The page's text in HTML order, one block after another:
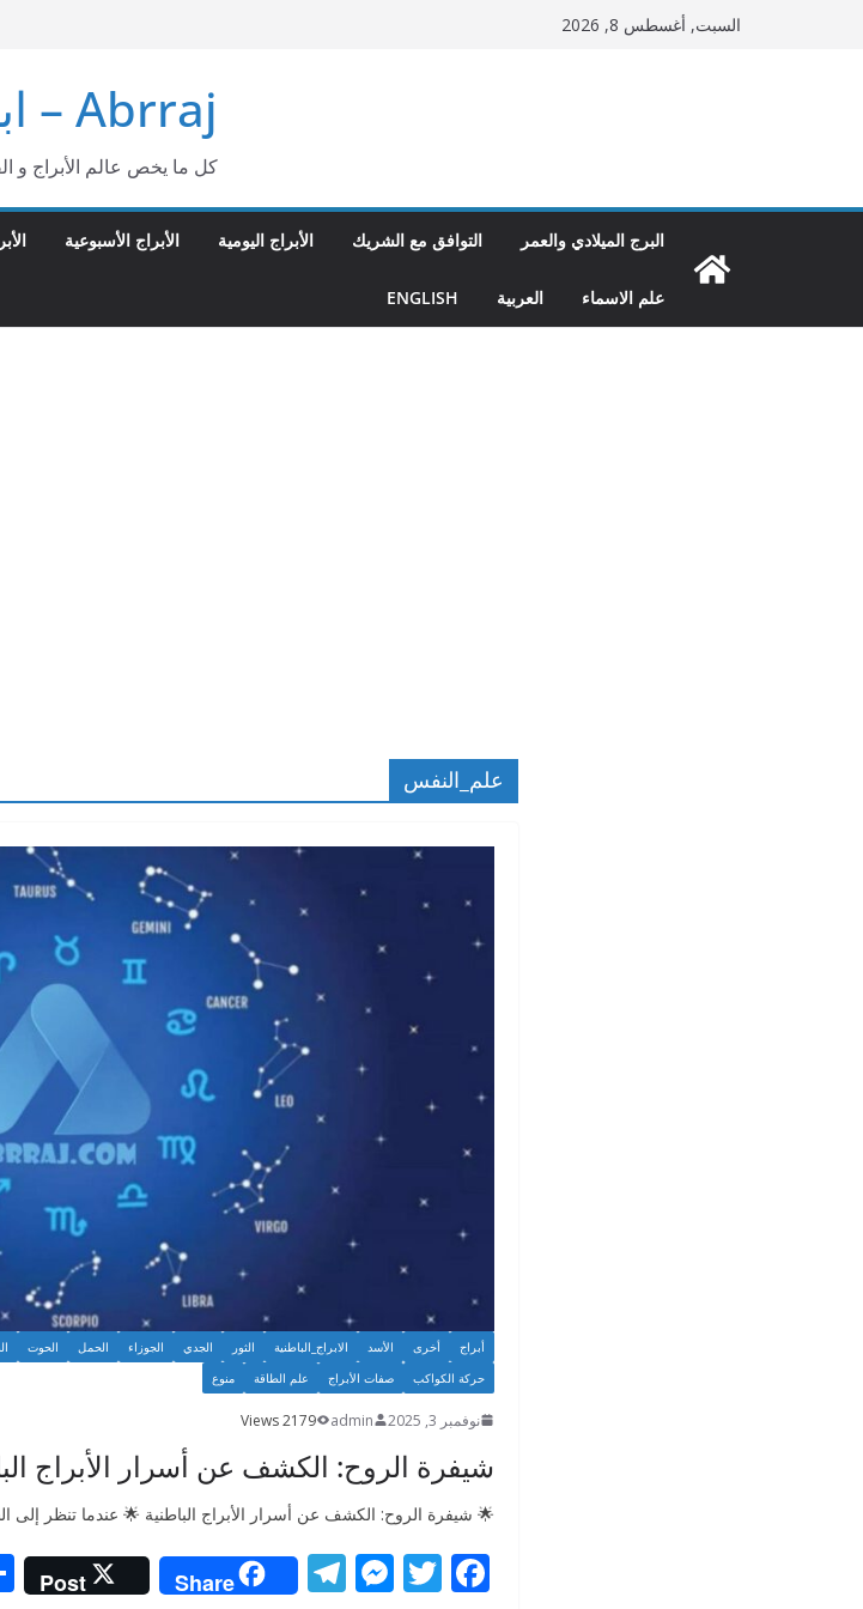
السبت, أغسطس 8, 2026
Abrraj – ابراج
كل ما يخص عالم الأبراج و
البرج الميلادي والعمر التوافق مع الشريك الأبراج اليومية الأبراج الأسبوعية
علم الاسماء العربية ENGLISH
علم_النفس
أبراج أخرى الأسد الابراج_الباطنية الثور الجدي الجوزاء الحمل الحوت
حركة الكواكب
صفات الأبراج علم الطاقة منوع
نوفمبر 3, 2025 admin
2179 Views
شيفرة الروح: الكشف عن أسرار الأبراج
🌟 شيفرة الروح: الكشف عن أسرار الأبراج الباطنية 🌟 عندما تنظر
F
T
M
T
Share
Post